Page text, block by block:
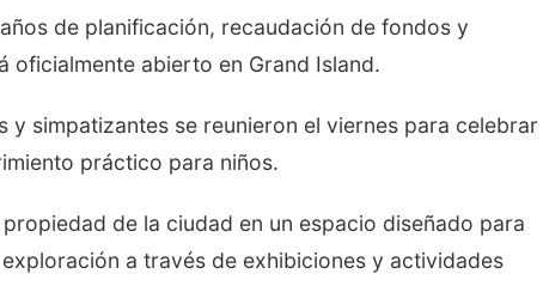
de planificación, recaudación de fondos y
oficialmente abierto en Grand Island.
simpatizantes se reunieron el viernes para celebrar
práctico para niños.
de la ciudad en un espacio diseñado para
a través de exhibiciones y actividades